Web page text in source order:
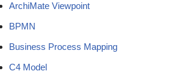
ArchiMate Viewpoint
BPMN
Business Process Mapping
C4 Model